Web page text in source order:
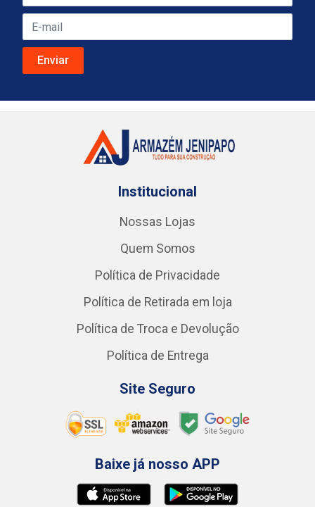
Institucional
Nossas Lojas
Quem Somos
Política de Privacidade
Política de Retirada em loja
Política de Troca e Devolução
Política de Entrega
Site Seguro
Baixe já nosso APP